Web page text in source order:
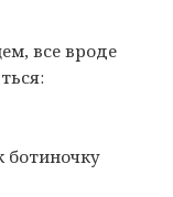
все вроде
ботиночку